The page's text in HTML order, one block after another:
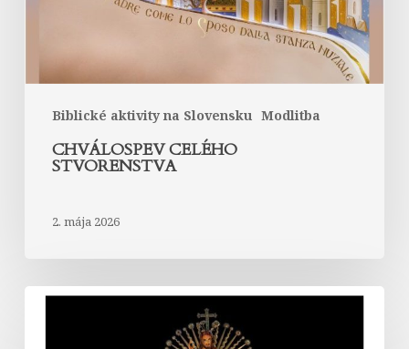
Biblické aktivity na Slovensku Modlitba
CHVÁLOSPEV CELÉHO
STVORENSTVA
2. mája 2026
Nedeľa